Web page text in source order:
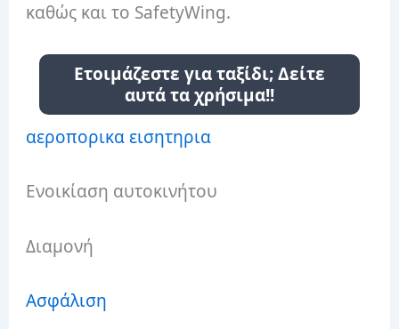
καθώς και το SafetyWing.
Ετοιμάζεστε για ταξίδι; Δείτε
αυτά τα χρήσιμα!!
αεροπορικα εισητηρια
Ενοικίαση αυτοκινήτου
Διαμονή
Ασφάλιση